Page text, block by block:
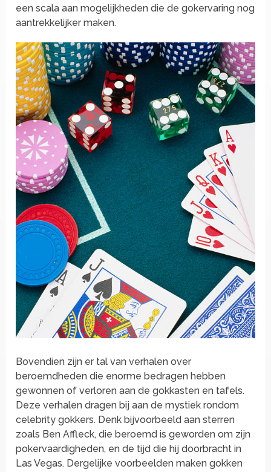
een scala aan mogelijkheden die de gokervaring nog
aantrekkelijker maken.
Bovendien zijn er tal van verhalen over
beroemdheden die enorme bedragen hebben
gewonnen of verloren aan de gokkasten en tafels.
Deze verhalen dragen bij aan de mystiek rondom
celebrity gokkers. Denk bijvoorbeeld aan sterren
zoals Ben Affleck, die beroemd is geworden om zijn
pokervaardigheden, en de tijd die hij doorbracht in
Las Vegas. Dergelijke voorbeelden maken gokken